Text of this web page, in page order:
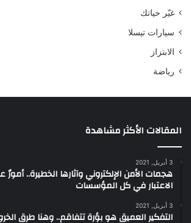
غيّر حياتك
سيارات تيسلا
الابتزاز
رياضة
المقالات الأكثر مشاهدة
3 أبريل, 2021
هجمات الأمن الإلكتروني وآثارها الخطيرة..
الاعتبار في كل المؤسسات
3 أبريل, 2021
التفكير العميق هو بؤرة تتفاقم.. وهنا طرق